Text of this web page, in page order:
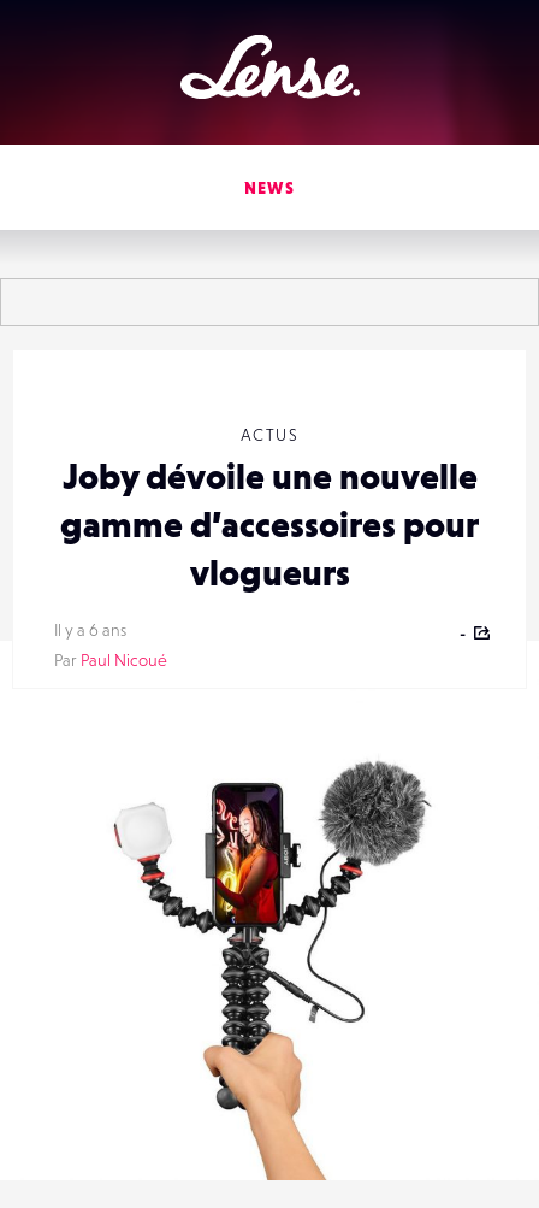
Lense
NEWS
ACTUS
Joby dévoile une nouvelle
gamme d’accessoires pour
vlogueurs
Il y a 6 ans
Par Paul Nicoué
-